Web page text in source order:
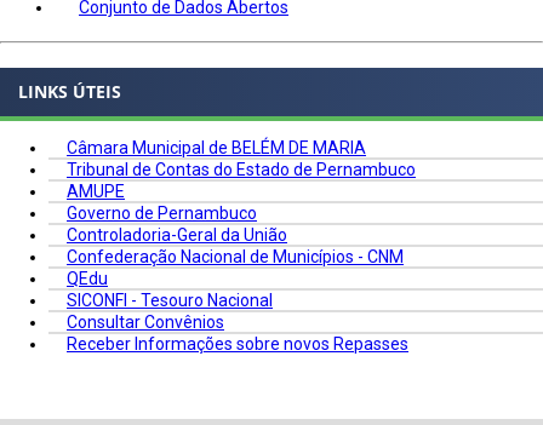
Conjunto de Dados Abertos
LINKS ÚTEIS
Câmara Municipal de BELÉM DE MARIA
Tribunal de Contas do Estado de Pernambuco
AMUPE
Governo de Pernambuco
Controladoria-Geral da União
Confederação Nacional de Municípios - CNM
QEdu
SICONFI - Tesouro Nacional
Consultar Convênios
Receber Informações sobre novos Repasses